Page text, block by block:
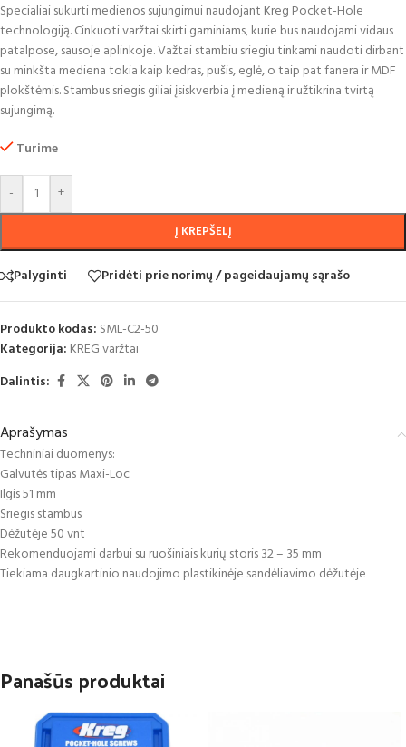
Specialiai sukurti medienos sujungimui naudojant Kreg Pocket-Hole
technologiją. Cinkuoti varžtai skirti gaminiams, kurie bus naudojami vidaus
patalpose, sausoje aplinkoje. Važtai stambiu sriegiu tinkami naudoti dirbant
su minkšta mediena tokia kaip kedras, pušis, eglė, o taip pat fanera ir MDF
plokštėmis. Stambus sriegis giliai įsiskverbia į medieną ir užtikrina tvirtą
sujungimą.
Turime
- +
Į KREPŠELĮ
Palyginti Pridėti prie norimų / pageidaujamų sąrašo
Produkto kodas: SML-C2-50
Kategorija: KREG varžtai
Dalintis:
Aprašymas
Techniniai duomenys:
Galvutės tipas Maxi-Loc
Ilgis 51 mm
Sriegis stambus
Dėžutėje 50 vnt
Rekomenduojami darbui su ruošiniais kurių storis 32 – 35 mm
Tiekiama daugkartinio naudojimo plastikinėje sandėliavimo dėžutėje
Panašūs produktai